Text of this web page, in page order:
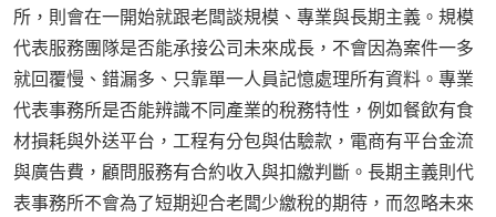
所，則會在一開始就跟老闆談規模、專業與長期主義。規模
代表服務團隊是否能承接公司未來成長，不會因為案件一多
就回覆慢、錯漏多、只靠單一人員記憶處理所有資料。專業
代表事務所是否能辨識不同產業的稅務特性，例如餐飲有食
材損耗與外送平台，工程有分包與估驗款，電商有平台金流
與廣告費，顧問服務有合約收入與扣繳判斷。長期主義則代
表事務所不會為了短期迎合老闆少繳稅的期待，而忽略未來